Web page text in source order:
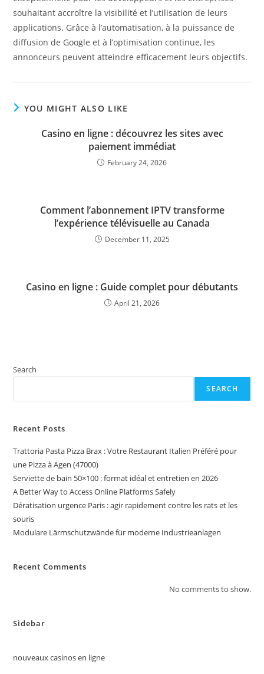
souhaitant accroître la visibilité et l’utilisation de leurs
applications. Grâce à l’automatisation, à la puissance de
diffusion de Google et à l’optimisation continue, les
annonceurs peuvent atteindre efficacement leurs objectifs.
YOU MIGHT ALSO LIKE
Casino en ligne : découvrez les sites avec
paiement immédiat
February 24, 2026
Comment l’abonnement IPTV transforme
l’expérience télévisuelle au Canada
December 11, 2025
Casino en ligne : Guide complet pour débutants
April 21, 2026
Search
SEARCH
Recent Posts
Trattoria Pasta Pizza Brax : Votre Restaurant Italien Préféré pour
une Pizza à Agen (47000)
Serviette de bain 50×100 : format idéal et entretien en 2026
A Better Way to Access Online Platforms Safely
Dératisation urgence Paris : agir rapidement contre les rats et les
souris
Modulare Lärmschutzwände für moderne Industrieanlagen
Recent Comments
No comments to show.
Sidebar
nouveaux casinos en ligne